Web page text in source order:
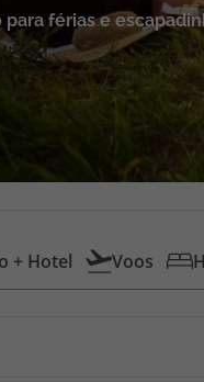
férias e
+ Hotel Voos